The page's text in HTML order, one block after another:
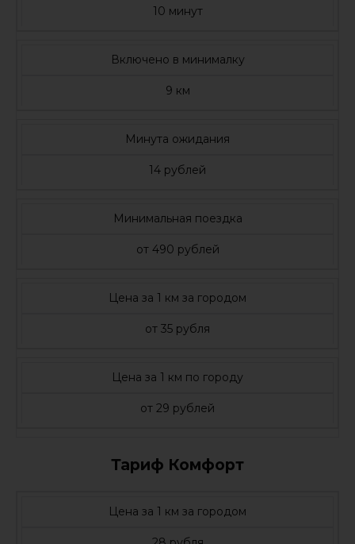
10 минут
Включено в минималку
9 км
Минута ожидания
14 рублей
Минимальная поездка
от 490 рублей
Цена за 1 км за городом
от 35 рубля
Цена за 1 км по городу
от 29 рублей
Тариф Комфорт
Цена за 1 км за городом